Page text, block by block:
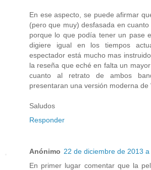
En ese aspecto, se puede afirmar
(pero que muy) desfasada en cuanto
porque lo que podía tener un pase
digiere igual en los tiempos
espectador está mucho mas
la reseña que eché en falta un
cuanto al retrato de ambos
presentaran una versión moderna de
Saludos
Responder
Anónimo 22 de diciembre de 2013
En primer lugar comentar que la